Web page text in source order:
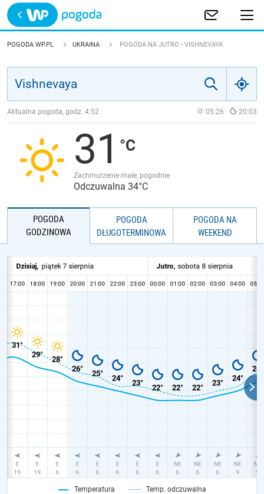
Trwa ładowanie
POLSKA
JAKOŚĆ POWIETRZA
POGODA WP.PL UKRAINA POGODA NA JUTRO - VISHNEVAYA
Aktualna pogoda, godz. 4:52 05:26 20:03
31
Zachmurzenie małe, pogodnie
Odczuwalna 34°C
POGODA
GODZINOWA
POGODA
DŁUGOTERMINOWA
POGODA NA
WEEKEND
Temperatura Temp. odczuwalna